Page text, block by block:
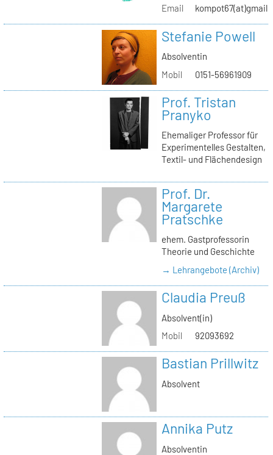
Email
Stefanie Powell
Absolventin
Mobil
0151-56961909
Prof. Tristan
Pranyko
Ehemaliger Professor für
Experimentelles Gestalten,
Textil- und Flächendesign
Prof. Dr.
Margarete
Pratschke
ehem. Gastprofessorin
Theorie und Geschichte
→ Lehrangebote (Archiv)
Claudia Preuß
Absolvent(in)
Mobil
92093692
Bastian Prillwitz
Absolvent
Annika Putz
Absolventin